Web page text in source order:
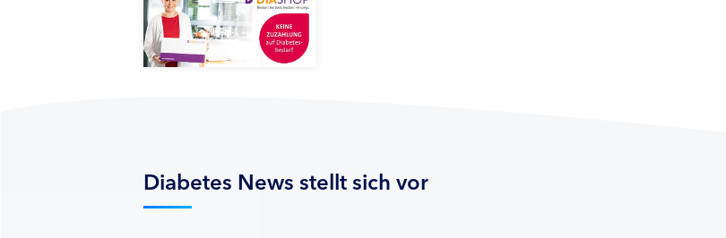
Diabetes News stellt sich vor